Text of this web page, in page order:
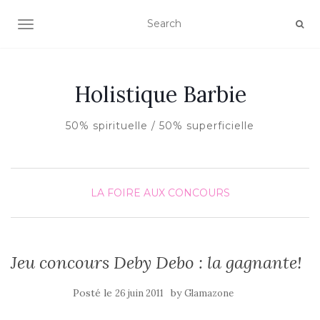
AFFICHER/MASQUER LA NAVIGATION
Holistique Barbie
50% spirituelle / 50% superficielle
LA FOIRE AUX CONCOURS
Jeu concours Deby Debo : la gagnante!
Posté le 26 juin 2011 byGlamazone